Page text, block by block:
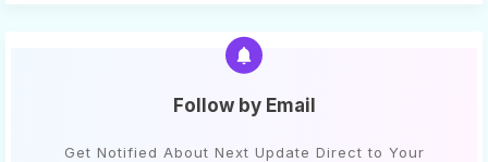
Follow by Email
Get Notified About Next Update Direct to Your